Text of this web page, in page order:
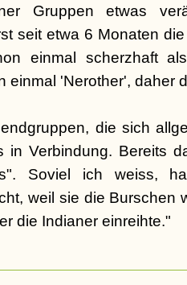
Gruppen etwas
seit etwa 6 Monaten
einmal scherzhaft
einmal 'Nerother', daher
die sich
in Verbindung. Bereits
Soviel ich weiss,
weil sie die Burschen
die Indianer einreihte."